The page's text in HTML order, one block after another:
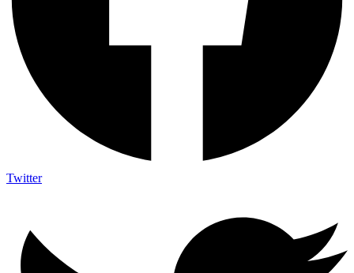
Twitter